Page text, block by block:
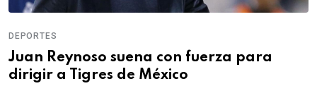
DEPORTES
Juan Reynoso suena con fuerza para
dirigir a Tigres de México